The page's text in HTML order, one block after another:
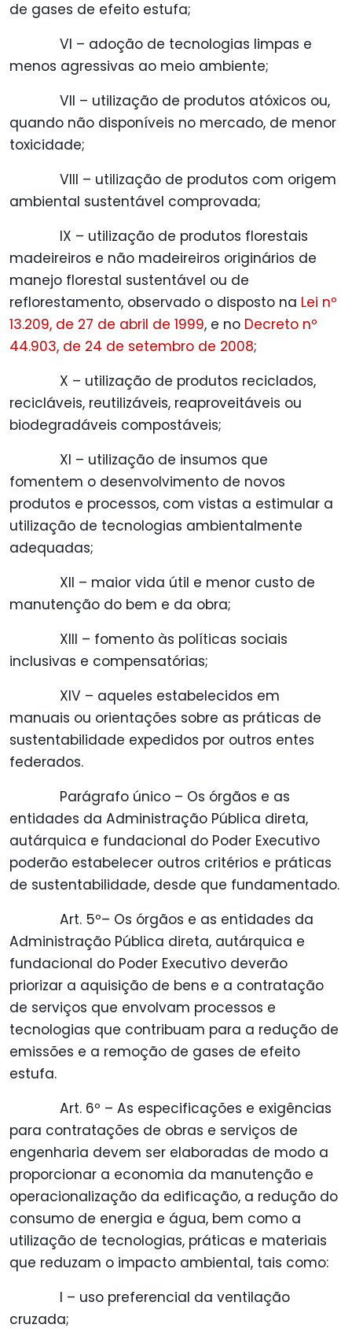
de gases de efeito estufa;
VI – adoção de tecnologias limpas e
menos agressivas ao meio ambiente;
VII – utilização de produtos atóxicos ou,
quando não disponíveis no mercado, de menor
toxicidade;
VIII – utilização de produtos com origem
ambiental sustentável comprovada;
IX – utilização de produtos florestais
madeireiros e não madeireiros originários de
manejo florestal sustentável ou de
reflorestamento, observado o disposto na Lei nº
13.209, de 27 de abril de 1999, e no Decreto nº
44.903, de 24 de setembro de 2008;
X – utilização de produtos reciclados,
recicláveis, reutilizáveis, reaproveitáveis ou
biodegradáveis compostáveis;
XI – utilização de insumos que
fomentem o desenvolvimento de novos
produtos e processos, com vistas a estimular a
utilização de tecnologias ambientalmente
adequadas;
XII – maior vida útil e menor custo de
manutenção do bem e da obra;
XIII – fomento às políticas sociais
inclusivas e compensatórias;
XIV – aqueles estabelecidos em
manuais ou orientações sobre as práticas de
sustentabilidade expedidos por outros entes
federados.
Parágrafo único – Os órgãos e as
entidades da Administração Pública direta,
autárquica e fundacional do Poder Executivo
poderão estabelecer outros critérios e práticas
de sustentabilidade, desde que fundamentado.
Art. 5º– Os órgãos e as entidades da
Administração Pública direta, autárquica e
fundacional do Poder Executivo deverão
priorizar a aquisição de bens e a contratação
de serviços que envolvam processos e
tecnologias que contribuam para a redução de
emissões e a remoção de gases de efeito
estufa.
Art. 6º – As especificações e exigências
para contratações de obras e serviços de
engenharia devem ser elaboradas de modo a
proporcionar a economia da manutenção e
operacionalização da edificação, a redução do
consumo de energia e água, bem como a
utilização de tecnologias, práticas e materiais
que reduzam o impacto ambiental, tais como:
I – uso preferencial da ventilação
cruzada;